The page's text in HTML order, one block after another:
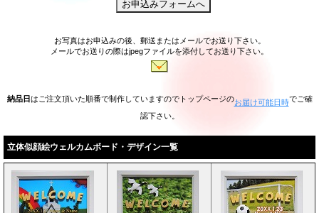
お写真はお申込みの後、郵送またはメールでお送り下さい。
メールでお送りの際はjpegファイルを添付してお送り下さい。
納品日はご注文頂いた順番で制作していますのでトップページのお届け可能日時でご確
認下さい。
立体似顔絵ウェルカムボード・デザイン一覧